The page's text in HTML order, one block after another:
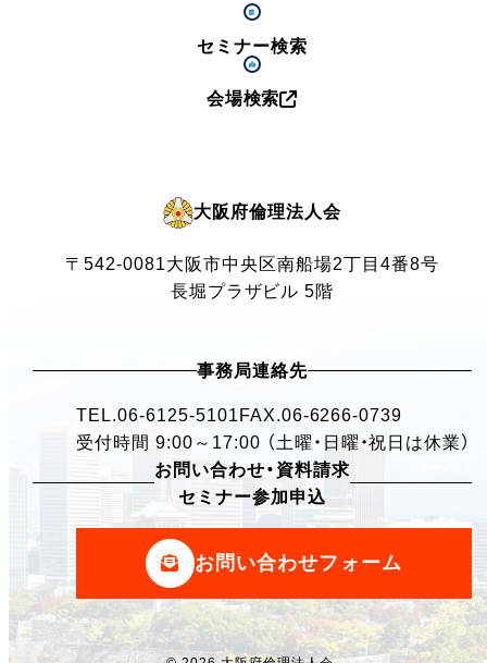
セミナー検索
会場検索
大阪府倫理法人会
〒542-0081大阪市中央区南船場2丁目4番8号
長堀プラザビル 5階
事務局連絡先
TEL.06-6125-5101 FAX.06-6266-0739
受付時間 9:00～17:00 （土曜・日曜・祝日は休業）
お問い合わせ・資料請求
セミナー参加申込
お問い合わせフォーム